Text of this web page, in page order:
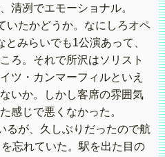
清冽でエモーショナル。
いたかどうか。なにしろオペ
みらいでも1公演あって、
ろ。それで所沢はソリスト
ツ・カンマーフィルといえ
いか。しかし客席の雰囲気
感じで悪くなかった。
るが、久しぶりだったので航
忘れていた。駅を出た目の